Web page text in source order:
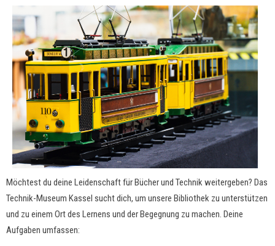
Möchtest du deine Leidenschaft für Bücher und Technik weitergeben? Das
Technik-Museum Kassel sucht dich, um unsere Bibliothek zu unterstützen
und zu einem Ort des Lernens und der Begegnung zu machen. Deine
Aufgaben umfassen: